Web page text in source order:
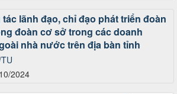
2024
lãnh đạo, chỉ đạo phát triển đoàn
đoàn cơ sở trong các doanh
nhà nước trên địa bàn tỉnh